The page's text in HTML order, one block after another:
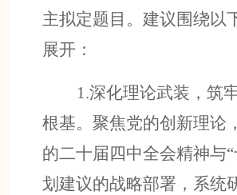
主拟定题目 。建议围绕以
展开 ：
1.深化理论武装，筑
根基。 聚焦党的创新理论
的二十届四中全会精神与
划建议的战略部署，系统